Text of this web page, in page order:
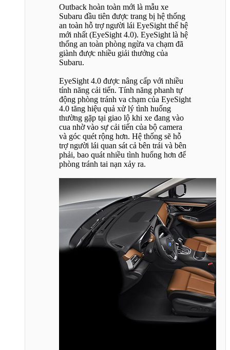
Outback hoàn toàn mới là mẫu xe
Subaru đầu tiên được trang bị hệ thống
an toàn hỗ trợ người lái EyeSight thế hệ
mới nhất (EyeSight 4.0). EyeSight là hệ
thống an toàn phòng ngừa va chạm đã
giành được nhiều giải thưởng của
Subaru.
EyeSight 4.0 được nâng cấp với nhiều
tính năng cải tiến. Tính năng phanh tự
động phòng tránh va chạm của EyeSight
4.0 tăng hiệu quả xử lý tình huống
thường gặp tại giao lộ khi xe đang vào
cua nhờ vào sự cải tiến của bộ camera
và góc quét rộng hơn. Hệ thống sẽ hỗ
trợ người lái quan sát cả bên trái và bên
phải, bao quát nhiều tình huống hơn để
phòng tránh tai nạn xảy ra.